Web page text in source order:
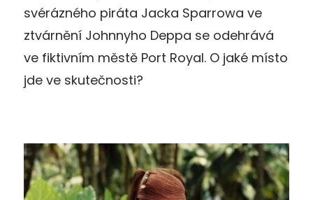
svérázného piráta Jacka Sparrowa ve
ztvárnění Johnnyho Deppa se odehrává
ve fiktivním městě Port Royal. O jaké místo
jde ve skutečnosti?